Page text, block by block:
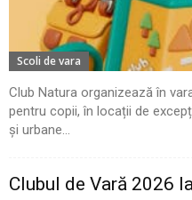
Scoli de vara
Club Natura organizează în
pentru copii, în locații de
și urbane...
Clubul de Vară 2026